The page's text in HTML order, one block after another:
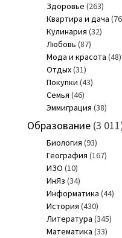
Здоровье (263)
Квартира и дача
Кулинария (32)
Любовь (87)
Мода и красота (48)
Отдых(31)
Покупки (43)
Семья (46)
Эммиграция (38)
Образование(3
Биология (93)
География (167)
ИЗО (10)
ИнЯз (34)
Информатика (44)
История (430)
Литература (345)
Математика (33)